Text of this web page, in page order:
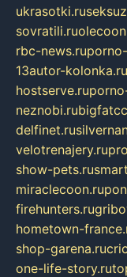
ukrasotki.ru
sovratili.ru
rbc-news.ru
13autor-kolonka.ru
hostserve.ru
neznobi.ru
delfinet.ru
velotrenajery.ru
show-pets.ru
miraclecoon.ru
firehunters.ru
hometown-
shop-garena.ru
one-life-story.ru